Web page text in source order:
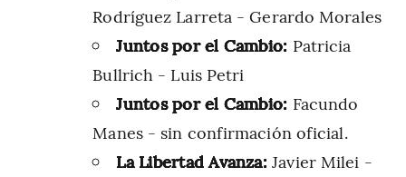
Rodríguez Larreta - Gerardo Morales
Juntos por el Cambio: Patricia
Bullrich - Luis Petri
Juntos por el Cambio: Facundo
Manes - sin confirmación oficial.
La Libertad Avanza:Javier Milei -